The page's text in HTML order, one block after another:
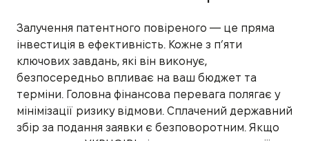
Залучення патентного повіреного — це пряма
інвестиція в ефективність. Кожне з п’яти
ключових завдань, які він виконує,
безпосередньо впливає на ваш бюджет та
терміни. Головна фінансова перевага полягає у
мінімізації ризику відмови. Сплачений державний
збір за подання заявки є безповоротним. Якщо